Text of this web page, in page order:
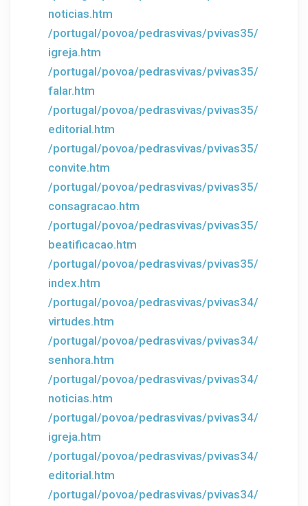
noticias.htm
/portugal/povoa/pedrasvivas/pvivas35/
igreja.htm
/portugal/povoa/pedrasvivas/pvivas35/
falar.htm
/portugal/povoa/pedrasvivas/pvivas35/
editorial.htm
/portugal/povoa/pedrasvivas/pvivas35/
convite.htm
/portugal/povoa/pedrasvivas/pvivas35/
consagracao.htm
/portugal/povoa/pedrasvivas/pvivas35/
beatificacao.htm
/portugal/povoa/pedrasvivas/pvivas35/
index.htm
/portugal/povoa/pedrasvivas/pvivas34/
virtudes.htm
/portugal/povoa/pedrasvivas/pvivas34/
senhora.htm
/portugal/povoa/pedrasvivas/pvivas34/
noticias.htm
/portugal/povoa/pedrasvivas/pvivas34/
igreja.htm
/portugal/povoa/pedrasvivas/pvivas34/
editorial.htm
/portugal/povoa/pedrasvivas/pvivas34/